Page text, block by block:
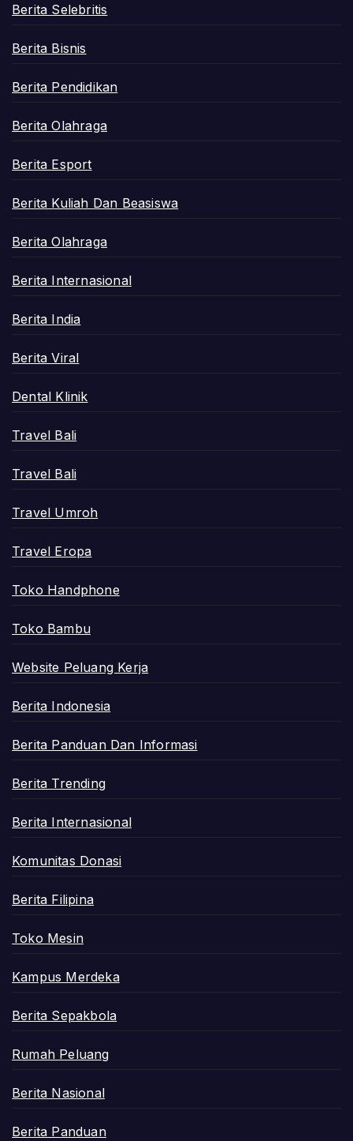
Berita Selebritis
Berita Bisnis
Berita Pendidikan
Berita Olahraga
Berita Esport
Berita Kuliah Dan Beasiswa
Berita Olahraga
Berita Internasional
Berita India
Berita Viral
Dental Klinik
Travel Bali
Travel Bali
Travel Umroh
Travel Eropa
Toko Handphone
Toko Bambu
Website Peluang Kerja
Berita Indonesia
Berita Panduan Dan Informasi
Berita Trending
Berita Internasional
Komunitas Donasi
Berita Filipina
Toko Mesin
Kampus Merdeka
Berita Sepakbola
Rumah Peluang
Berita Nasional
Berita Panduan